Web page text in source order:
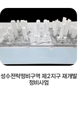
성수전략정비구역 제2지구 재개발
정비사업